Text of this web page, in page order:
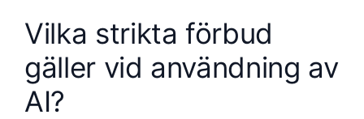
Vilka strikta förbud
gäller vid användning av
AI?